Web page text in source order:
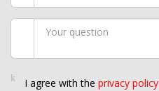
I agree with the privacy policy